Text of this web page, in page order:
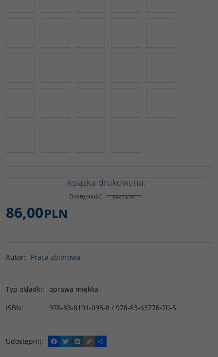
książka drukowana:
Dostępność:
86,00PLN
Autor: Praca zbiorowa
Typ okładki:
oprawa miękka
ISBN: 978-83-8191-095-8 / 978-83-63778-70-5
Udostępnij:
F
a
T
w
W
y
C
o
P
o